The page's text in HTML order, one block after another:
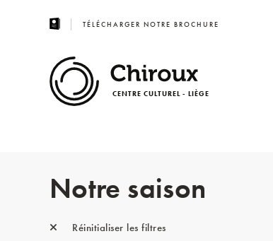
TÉLÉCHARGER NOTRE BROCHURE
CENTRE CULTUREL - LIÈGE
Notre saison
Réinitialiser les filtres